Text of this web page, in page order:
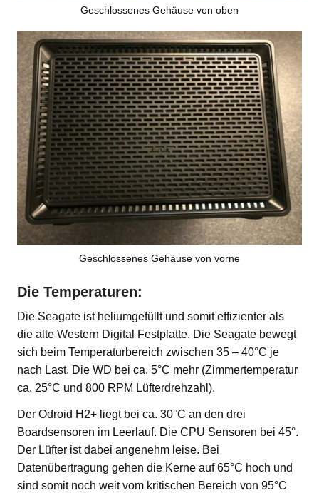
Geschlossenes Gehäuse von oben
Geschlossenes Gehäuse von vorne
Die Temperaturen:
Die Seagate ist heliumgefüllt und somit effizienter als
die alte Western Digital Festplatte. Die Seagate bewegt
sich beim Temperaturbereich zwischen 35 – 40°C je
nach Last. Die WD bei ca. 5°C mehr (Zimmertemperatur
ca. 25°C und 800 RPM Lüfterdrehzahl).
Der Odroid H2+ liegt bei ca. 30°C an den drei
Boardsensoren im Leerlauf. Die CPU Sensoren bei 45°.
Der Lüfter ist dabei angenehm leise. Bei
Datenübertragung gehen die Kerne auf 65°C hoch und
sind somit noch weit vom kritischen Bereich von 95°C